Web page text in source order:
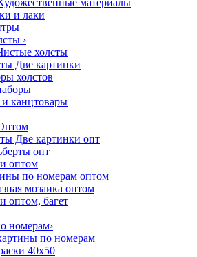
материалы
и лаки
›
холсты
Две картинки
холстов
канцтовары
Две картинки опт
опт
оптом
по номерам оптом
мозаика оптом
оптом, багет
номерам›
по номерам
40х50